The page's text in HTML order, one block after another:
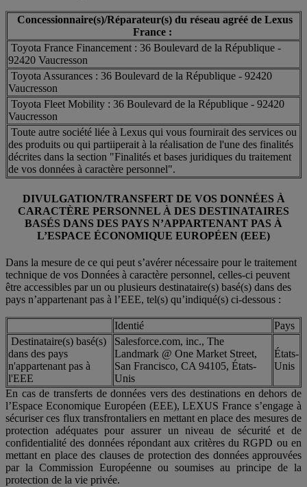
Concessionnaire(s)/Réparateur(s) du réseau agréé de Lexus
France :
Toyota France Financement : 36 Boulevard de la République -
92420 Vaucresson
Toyota Assurances : 36 Boulevard de la République - 92420
Vaucresson
Toyota Fleet Mobility : 36 Boulevard de la République - 92420
Vaucresson
Toute autre société liée à Lexus qui vous fournirait des services ou
des produits ou qui partiiperait à la réalisation de l'une des finalités
décrites dans la section "Finalités et bases juridiques du traitement
de vos données à caractère personnel".
DIVULGATION/TRANSFERT DE VOS DONNÉES À
CARACTÈRE PERSONNEL À DES DESTINATAIRES
BASÉS DANS DES PAYS N’APPARTENANT PAS À
L’ESPACE ÉCONOMIQUE EUROPÉEN (EEE)
Dans la mesure de ce qui peut s’avérer nécessaire pour le traitement
technique de vos Données à caractère personnel, celles-ci peuvent
être accessibles par un ou plusieurs destinataire(s) basé(s) dans des
pays n’appartenant pas à l’EEE, tel(s) qu’indiqué(s) ci-dessous :
Identié
Pays
Destinataire(s) basé(s)
dans des pays
n'appartenant pas à
l'EEE
Salesforce.com, inc., The
Landmark @ One Market Street,
San Francisco, CA 94105, États-
Unis
États-
Unis
En cas de transferts de données vers des destinations en dehors de
l’Espace Economique Européen (EEE), LEXUS France s’engage à
sécuriser ces flux transfrontaliers en mettant en place des mesures de
protection adéquates pour assurer un niveau de sécurité et de
confidentialité des données répondant aux critères du RGPD ou en
mettant en place des clauses de protection des données approuvées
par la Commission Européenne ou soumises au principe de la
protection de la vie privée.